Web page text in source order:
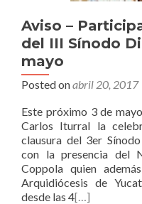
Aviso –
del III Sínodo
mayo
Posted onabril 20, 2017
Este próximo 3 de
Carlos Iturral la
clausura del 3er
con la presencia del
Coppola quien
Arquidiócesis de
desde las 4[…]